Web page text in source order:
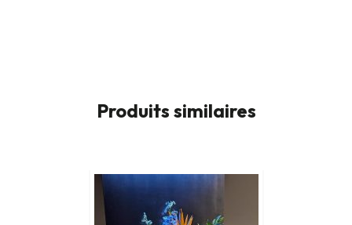
Produits similaires